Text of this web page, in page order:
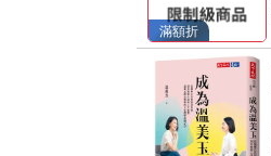
滿額折